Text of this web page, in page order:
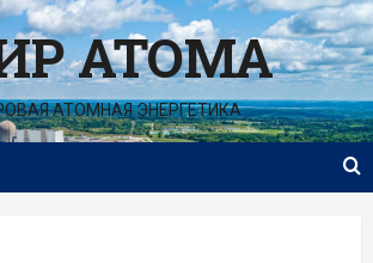
АТОМА
АТОМНАЯ ЭНЕРГЕТИКА